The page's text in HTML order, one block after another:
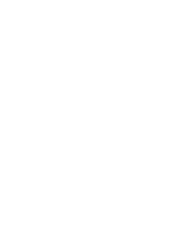
KADIN
PHRI Bulat
Rusliadi